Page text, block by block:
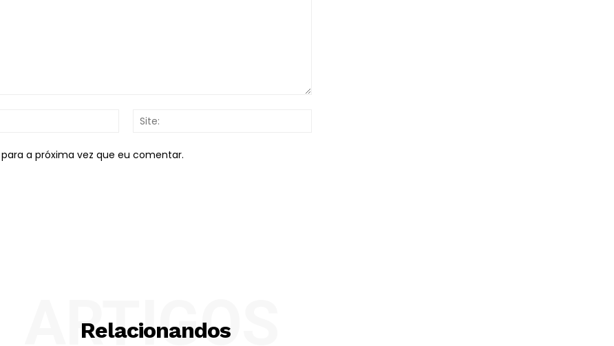
a próxima vez que eu comentar.
Relacionandos
ARTIGOS